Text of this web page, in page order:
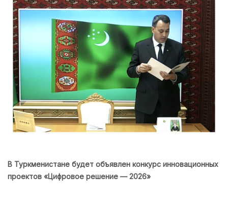
В Туркменистане будет объявлен конкурс инновационных
проектов «Цифровое решение — 2026»